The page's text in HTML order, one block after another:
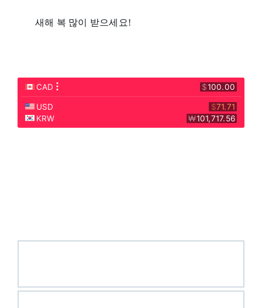
새해 복 많이 받으세요!